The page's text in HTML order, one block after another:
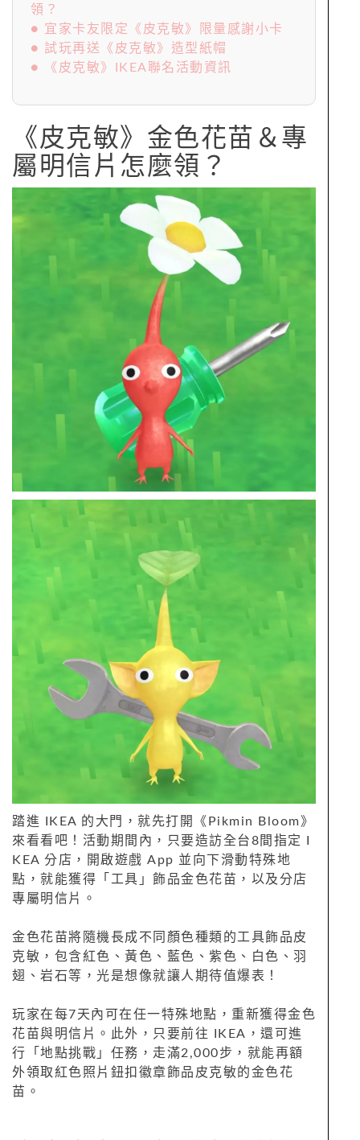
領？
● 宜家卡友限定《皮克敏》限量感謝小卡
● 試玩再送《皮克敏》造型紙帽
● 《皮克敏》IKEA聯名活動資訊
《皮克敏》金色花苗＆專
屬明信片怎麼領？
踏進 IKEA 的大門，就先打開《Pikmin Bloom》
來看看吧！活動期間內，只要造訪全台8間指定 I
KEA 分店，開啟遊戲 App 並向下滑動特殊地
點，就能獲得「工具」飾品金色花苗，以及分店
專屬明信片。
金色花苗將隨機長成不同顏色種類的工具飾品皮
克敏，包含紅色、黃色、藍色、紫色、白色、羽
翅、岩石等，光是想像就讓人期待值爆表！
玩家在每7天內可在任一特殊地點，重新獲得金色
花苗與明信片。此外，只要前往 IKEA，還可進
行「地點挑戰」任務，走滿2,000步，就能再額
外領取紅色照片鈕扣徽章飾品皮克敏的金色花
苗。